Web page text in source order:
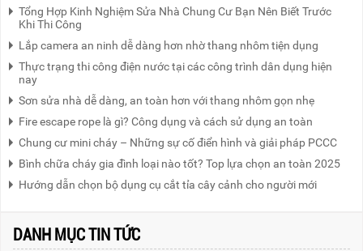
Tổng Hợp Kinh Nghiệm Sửa Nhà Chung Cư Bạn Nên Biết Trước
Khi Thi Công
Lắp camera an ninh dễ dàng hơn nhờ thang nhôm tiện dụng
Thực trạng thi công điện nước tại các công trình dân dụng hiện
nay
Sơn sửa nhà dễ dàng, an toàn hơn với thang nhôm gọn nhẹ
Fire escape rope là gì? Công dụng và cách sử dụng an toàn
Chung cư mini cháy – Những sự cố điển hình và giải pháp PCCC
Bình chữa cháy gia đình loại nào tốt? Top lựa chọn an toàn 2025
Hướng dẫn chọn bộ dụng cụ cắt tỉa cây cảnh cho người mới
DANH MỤC TIN TỨC